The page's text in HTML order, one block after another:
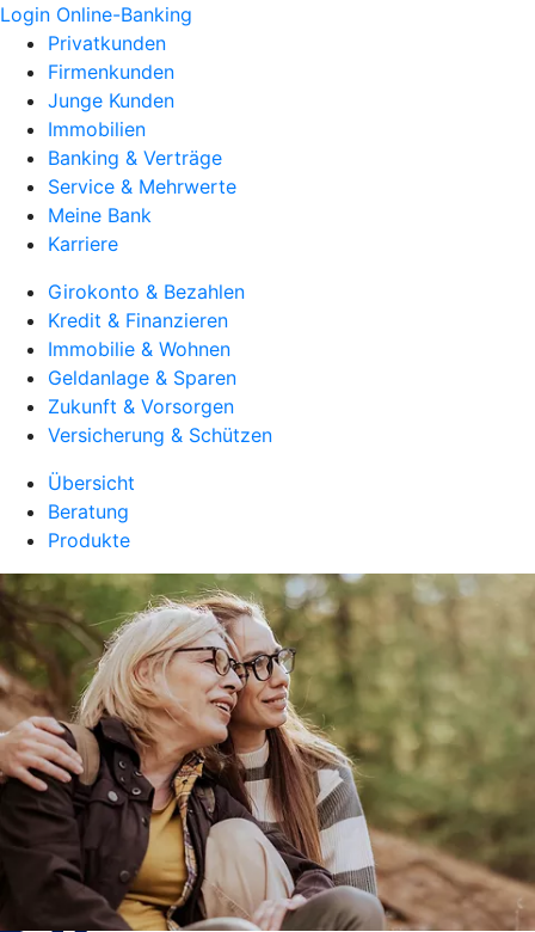
Login Online-Banking
Privatkunden
Firmenkunden
Junge Kunden
Immobilien
Banking & Verträge
Service & Mehrwerte
Meine Bank
Karriere
Girokonto & Bezahlen
Kredit & Finanzieren
Immobilie & Wohnen
Geldanlage & Sparen
Zukunft & Vorsorgen
Versicherung & Schützen
Übersicht
Beratung
Produkte